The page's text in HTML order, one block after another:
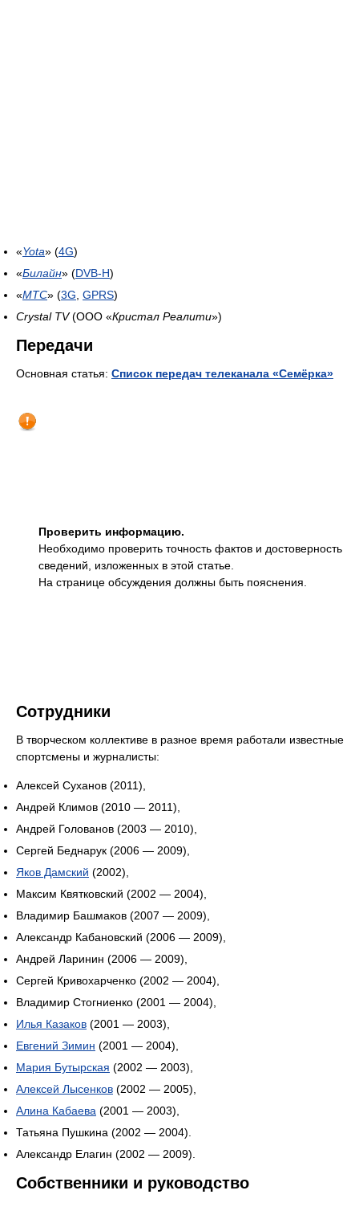
«Yota» (4G)
«Билайн» (DVB-H)
«МТС» (3G GPRS)
Crystal TV(ООО «Кристал Реалити»)
Передачи
Основная статья: Список передач телеканала «Семёрка»
Сотрудники
В творческом коллективе в разное время работали известные
Собственники и руководство